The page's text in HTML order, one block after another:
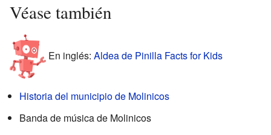
Véase también
En inglés: Aldea de Pinilla Facts for Kids
Historia del municipio de Molinicos
Banda de música de Molinicos